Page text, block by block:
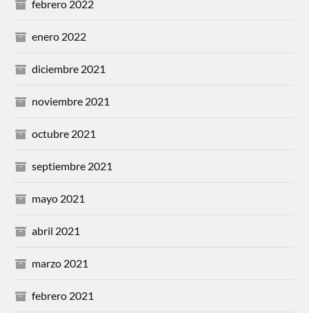
febrero 2022
enero 2022
diciembre 2021
noviembre 2021
octubre 2021
septiembre 2021
mayo 2021
abril 2021
marzo 2021
febrero 2021